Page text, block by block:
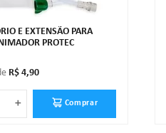
E EXTENSÃO PARA
PROTEC
R$ 4,90
＋ Comprar